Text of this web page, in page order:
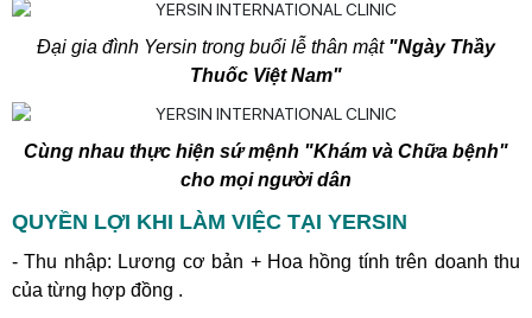
Đại gia đình Yersin trong buổi lễ thân mật "Ngày Thầy
Thuốc Việt Nam"
Cùng nhau thực hiện sứ mệnh "Khám và Chữa bệnh"
cho mọi người dân
QUYỀN LỢI KHI LÀM VIỆC TẠI YERSIN
- Thu nhập: Lương cơ bản + Hoa hồng tính trên doanh thu
của từng hợp đồng .